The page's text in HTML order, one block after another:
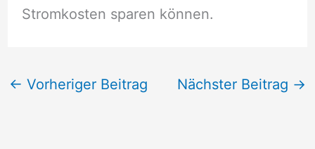
Stromkosten sparen können.
← Vorheriger Beitrag Nächster Beitrag →